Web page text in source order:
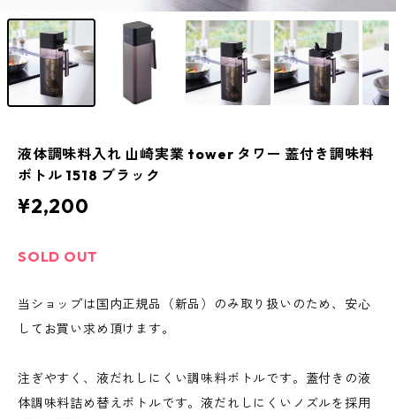
液体調味料入れ 山崎実業 tower タワー 蓋付き調味料
ボトル 1518 ブラック
¥2,200
SOLD OUT
当ショップは国内正規品（新品）のみ取り扱いのため、安心
してお買い求め頂けます。
注ぎやすく、液だれしにくい調味料ボトルです。蓋付きの液
体調味料詰め替えボトルです。液だれしにくいノズルを採用